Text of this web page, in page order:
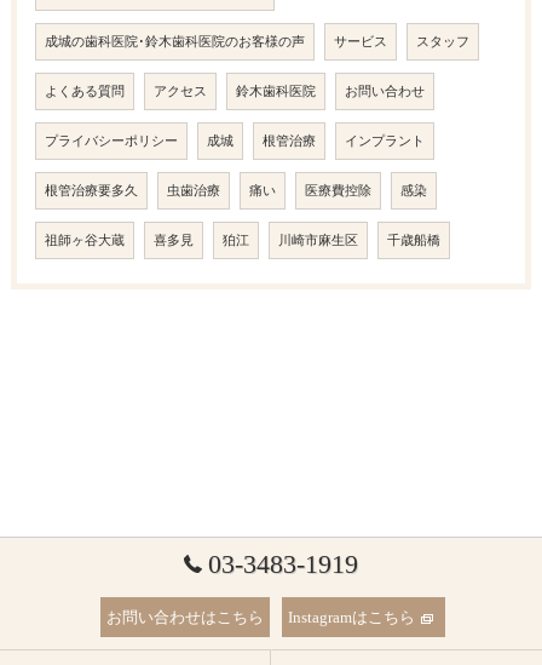
成城の歯科医院･鈴木歯科医院のお客様の声 サービス スタッフ
よくある質問 アクセス 鈴木歯科医院 お問い合わせ
プライバシーポリシー 成城 根管治療 インプラント
根管治療要多久 虫歯治療 痛い 医療費控除 感染
祖師ヶ谷大蔵 喜多見 狛江 川崎市麻生区 千歳船橋
03-3483-1919
お問い合わせはこちら Instagramはこちら